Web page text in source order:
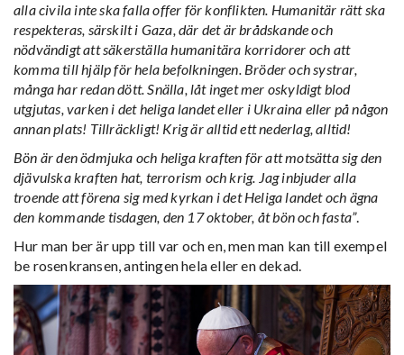
alla civila inte ska falla offer för konflikten. Humanitär rätt ska
respekteras, särskilt i Gaza, där det är brådskande och
nödvändigt att säkerställa humanitära korridorer och att
komma till hjälp för hela befolkningen. Bröder och systrar,
många har redan dött. Snälla, låt inget mer oskyldigt blod
utgjutas, varken i det heliga landet eller i Ukraina eller på någon
annan plats! Tillräckligt! Krig är alltid ett nederlag, alltid!
Bön är den ödmjuka och heliga kraften för att motsätta sig den
djävulska kraften hat, terrorism och krig. Jag inbjuder alla
troende att förena sig med kyrkan i det Heliga landet och ägna
den kommande tisdagen, den 17 oktober, åt bön och fasta”.
Hur man ber är upp till var och en, men man kan till exempel
be rosenkransen, antingen hela eller en dekad.